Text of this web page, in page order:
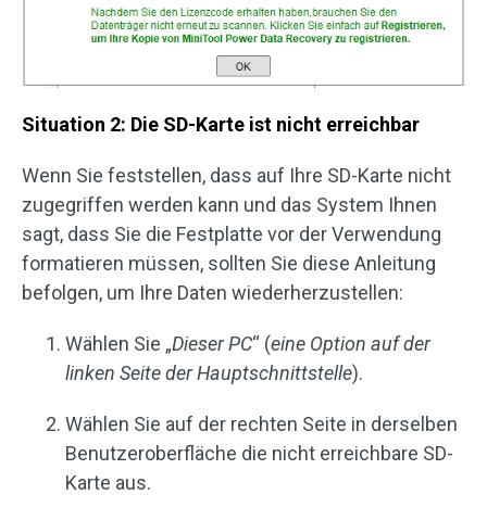
Situation 2: Die SD-Karte ist nicht erreichbar
Wenn Sie feststellen, dass auf Ihre SD-Karte nicht
zugegriffen werden kann und das System Ihnen
sagt, dass Sie die Festplatte vor der Verwendung
formatieren müssen, sollten Sie diese Anleitung
befolgen, um Ihre Daten wiederherzustellen:
Wählen Sie „Dieser PC“ (eine Option auf der
linken Seite der Hauptschnittstelle).
Wählen Sie auf der rechten Seite in derselben
Benutzeroberfläche die nicht erreichbare SD-
Karte aus.